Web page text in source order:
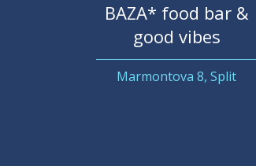
BAZA* food bar &
good vibes
Marmontova 8, Split